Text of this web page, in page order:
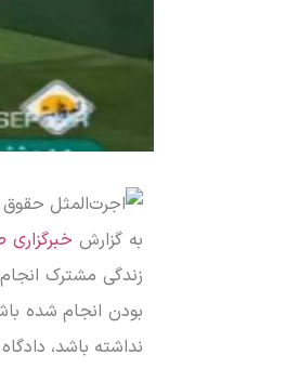
به گزارش خبرگزاری
زندگی مشترک
بودن انجام شده
نداشته باشد،